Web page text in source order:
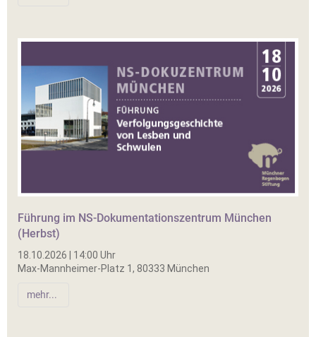
Führung im NS-Dokumentationszentrum München
(Herbst)
18.10.2026 | 14:00 Uhr
Max-Mannheimer-Platz 1, 80333 München
mehr...